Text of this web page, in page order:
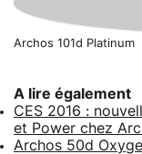
Archos 101d Platinum
A lire également
CES 2016 :
et Power chez
Archos 50d